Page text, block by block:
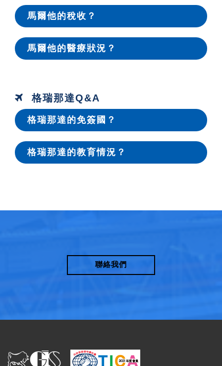
馬爾他的稅收？
馬爾他的醫療狀況？
格瑞那達Q&A
格瑞那達的免簽國？
格瑞那達的教育情況？
聯絡我們